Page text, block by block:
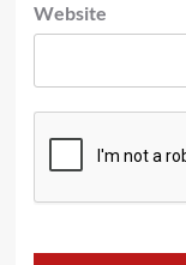
Website